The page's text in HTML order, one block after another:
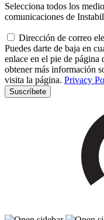
Selecciona todos los
comunicaciones de
Dirección de correo
Puedes darte de baja en
enlace en el pie de página
obtener más información
visita la página. Privacy